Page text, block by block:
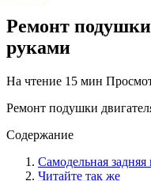
Ремонт
руками
На чтение 15 мин
Ремонт подушки
Содержание
Самодельная
Читайте так же